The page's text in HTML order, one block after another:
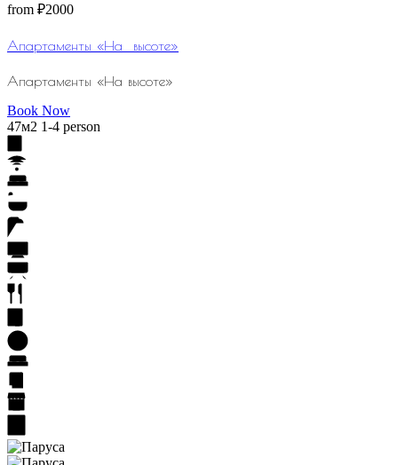
from ₽2000
Апартаменты «На⠀высоте»
Апартаменты «На высоте»
Book Now
47м2 1-4 person